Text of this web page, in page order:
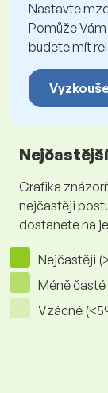
Nastavte
Pomůže
budete mít
Grafika
nejčastěji
dostanete na
Nejčastěji
Méně časté
Vzácné